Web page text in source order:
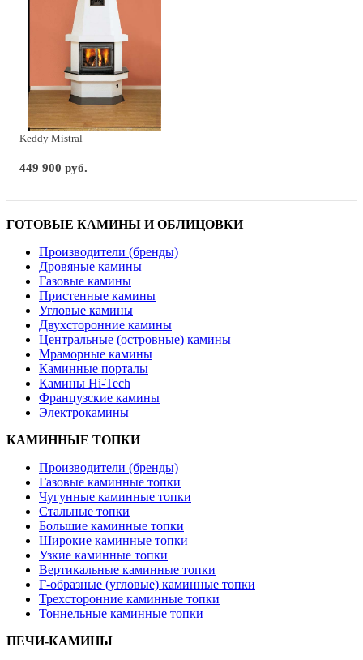
Keddy Mistral
449 900 руб.
ГОТОВЫЕ КАМИНЫ И ОБЛИЦОВКИ
Производители (бренды)
Дровяные камины
Газовые камины
Пристенные камины
Угловые камины
Двухсторонние камины
Центральные (островные) камины
Мраморные камины
Каминные порталы
Камины Hi-Tech
Французские камины
Электрокамины
КАМИННЫЕ ТОПКИ
Производители (бренды)
Газовые каминные топки
Чугунные каминные топки
Стальные топки
Большие каминные топки
Широкие каминные топки
Узкие каминные топки
Вертикальные каминные топки
Г-образные (угловые) каминные топки
Трехсторонние каминные топки
Тоннельные каминные топки
ПЕЧИ-КАМИНЫ